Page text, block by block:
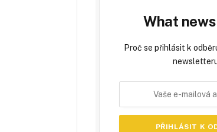
What
Proč se přihlásit k